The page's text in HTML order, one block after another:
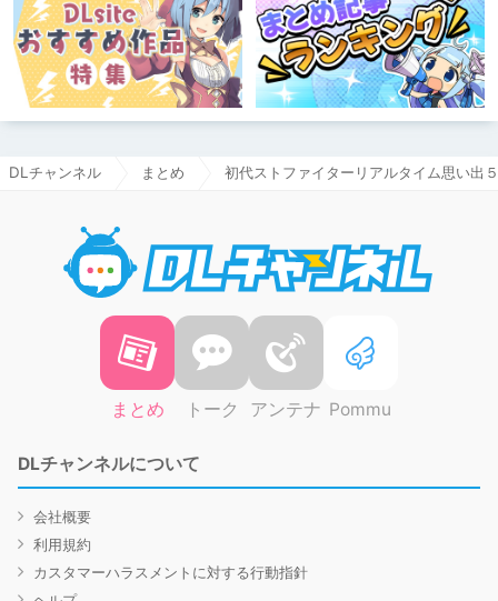
DLチャンネル まとめ 初代ストファイターリアルタイム思い出５
まとめ トーク アンテナ Pommu
DLチャンネルについて
会社概要
利用規約
カスタマーハラスメントに対する行動指針